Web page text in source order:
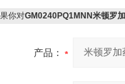
你对GM0240PQ1MNN米顿罗
产品：